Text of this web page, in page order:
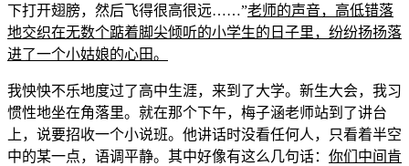
下打开翅膀，然后飞得很高很远……”老师的声音，高低错落
地交织在无数个踮着脚尖倾听的小学生的日子里，纷纷扬扬落
进了一个小姑娘的心田。
我怏怏不乐地度过了高中生涯，来到了大学。新生大会，我习
惯性地坐在角落里。就在那个下午，梅子涵老师站到了讲台
上，说要招收一个小说班。他讲话时没看任何人，只看着半空
中的某一点，语调平静。其中好像有这么几句话： 你们中间肯